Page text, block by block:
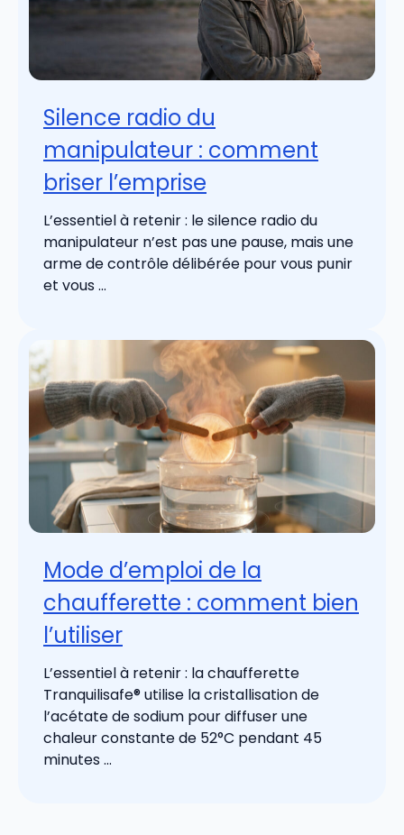
Silence radio du
manipulateur : comment
briser l’emprise
L’essentiel à retenir : le silence radio du
manipulateur n’est pas une pause, mais une
arme de contrôle délibérée pour vous punir
et vous ...
Mode d’emploi de la
chaufferette : comment bien
l’utiliser
L’essentiel à retenir : la chaufferette
Tranquilisafe® utilise la cristallisation de
l’acétate de sodium pour diffuser une
chaleur constante de 52°C pendant 45
minutes ...